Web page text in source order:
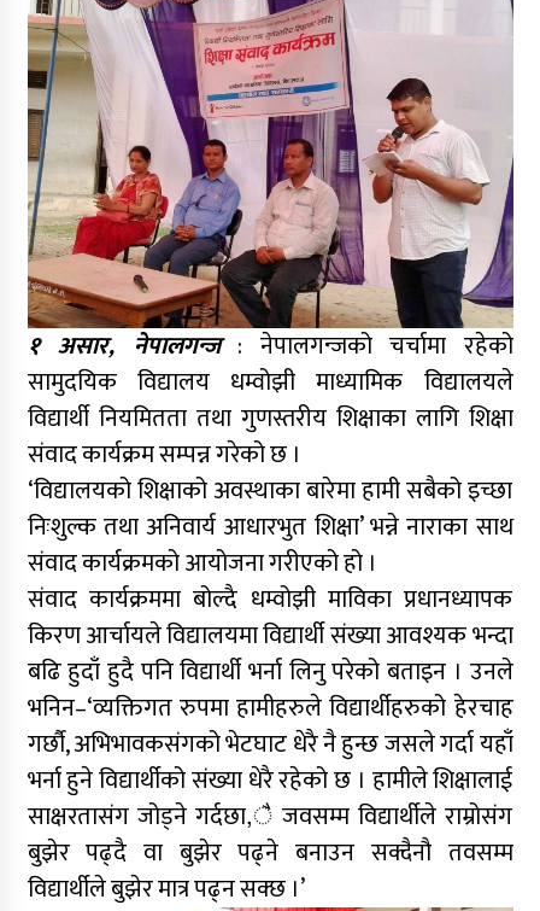
१ असार, नेपालगन्ज : नेपालगन्जको चर्चामा रहेको
सामुदयिक विद्यालय धम्वोझी माध्यामिक विद्यालयले
विद्यार्थी नियमितता तथा गुणस्तरीय शिक्षाका लागि शिक्षा
संवाद कार्यक्रम सम्पन्न गरेको छ ।
‘विद्यालयको शिक्षाको अवस्थाका बारेमा हामी सबैको इच्छा
निःशुल्क तथा अनिवार्य आधारभुत शिक्षा’ भन्ने नाराका साथ
संवाद कार्यक्रमको आयोजना गरीएको हो ।
संवाद कार्यक्रममा बोल्दै धम्वोझी माविका प्रधानध्यापक
किरण आर्चायले विद्यालयमा विद्यार्थी संख्या आवश्यक भन्दा
बढि हुदाँ हुदै पनि विद्यार्थी भर्ना लिनु परेको बताइन । उनले
भनिन–‘व्यक्तिगत रुपमा हामीहरुले विद्यार्थीहरुको हेरचाह
गर्छौ, अभिभावकसंगको भेटघाट धेरै नै हुन्छ जसले गर्दा यहाँ
भर्ना हुने विद्यार्थीको संख्या धेरै रहेको छ । हामीले शिक्षालाई
साक्षरतासंग जोड्ने गर्दछा,ै जवसम्म विद्यार्थीले राम्रोसंग
बुझेर पढ्दै वा बुझेर पढ्ने बनाउन सक्दैनौ तवसम्म
विद्यार्थीले बुझेर मात्र पढ्न सक्छ ।’